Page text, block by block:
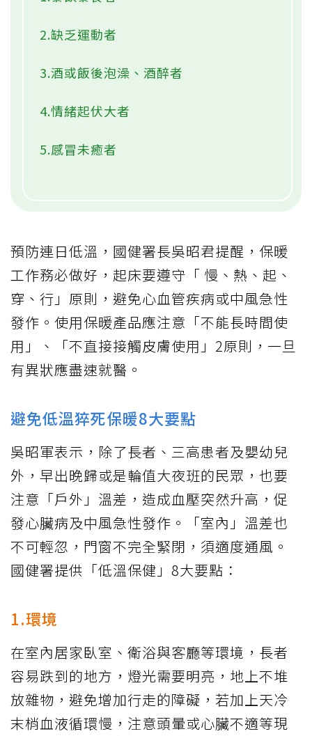
2.缺乏運動者
3.酒或飯後泡澡、酒醉者
4.情緒起伏大者
5.感冒未癒者
預防連日低溫，國健署長吳昭君提醒，保暖
工作務必做好，起床要遵守「 慢、熱、起、
穿、行」原則，避免心血管疾病或中風急性
發作。使用保暖產品應注意「不能長時間使
用」、「不直接接觸皮膚使用」2原則，一旦
有異狀應盡速就醫。
避免低溫猝死保暖8大要點
吳昭軍表示，除了長者、三高患者及嬰幼兒
外，早出晚歸或是輪值大夜班的民眾，也要
注意「戶外」溫差，造成血壓突然升高，促
發心臟病及中風急性發作。「室內」溫差也
不可輕忽，門窗不完全緊閉，須適度通風。
國健署提供「低溫保健」8大要點：
1.環境
在室內居家臥室、衛浴與客廳等環境，長者
容易跌到的地方，燈光需要明亮，地上不堆
放雜物，避免增加行走的障礙，若加上天冷
末梢血液循環慢，注意頭暈或心臟不適等現